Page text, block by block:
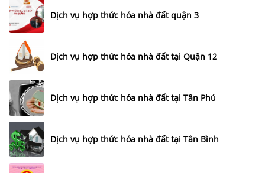
Dịch vụ hợp thức hóa nhà đất quận 3
Dịch vụ hợp thức hóa nhà đất tại Quận 12
Dịch vụ hợp thức hóa nhà đất tại Tân Phú
Dịch vụ hợp thức hóa nhà đất tại Tân Bình